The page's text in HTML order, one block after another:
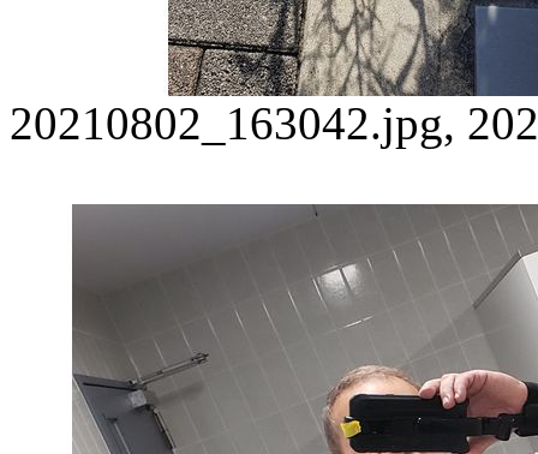
20210802_163042.jpg,